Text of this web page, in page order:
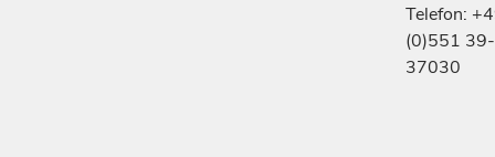
Telefon:
(0)551 39-
37030